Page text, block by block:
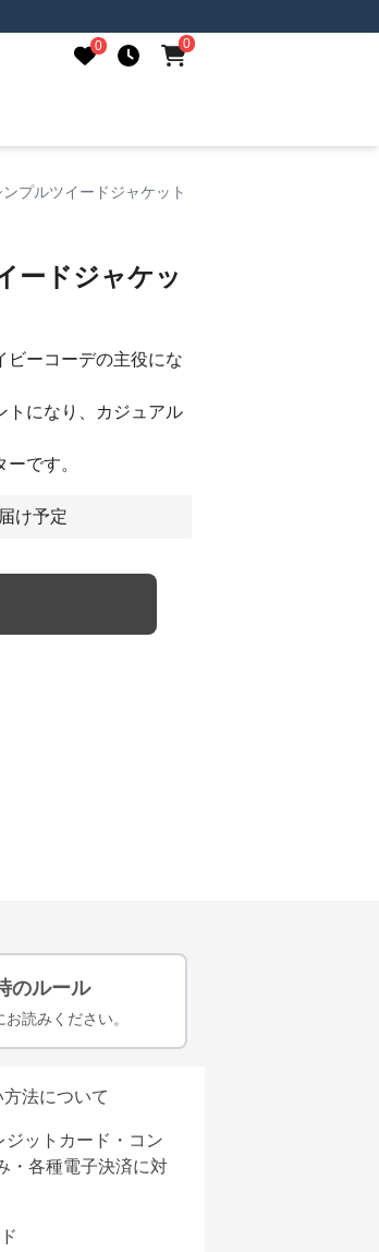
0 0
プルツイードジャケット
ードジャケッ
ビーコーデの主役にな
トになり、カジュアル
です。
け予定
のルール
読みください。
法について
ジットカード・コン
・各種電子決済に対